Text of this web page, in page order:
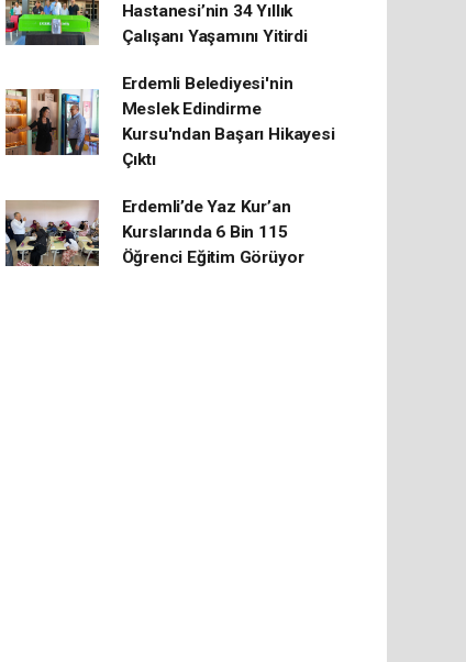
Hastanesi’nin 34 Yıllık
Çalışanı Yaşamını Yitirdi
Erdemli Belediyesi'nin
Meslek Edindirme
Kursu'ndan Başarı Hikayesi
Çıktı
Erdemli’de Yaz Kur’an
Kurslarında 6 Bin 115
Öğrenci Eğitim Görüyor